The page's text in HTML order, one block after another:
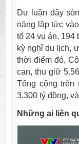
Dư luận dậy
năng lập tức
tố 24 vụ án,
kỳ nghỉ du lịch,
thời điểm đó,
can, thu giữ
Tổng cộng
3.300 tỷ đồng,
Những ai liên